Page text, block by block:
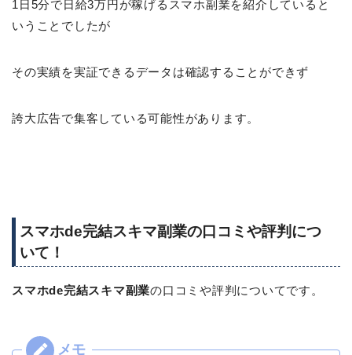
1日5分で日給3万円が稼げるスマホ副業を紹介していると
いうことでしたが
その実績を実証できるデータは確認することができず
誇大広告で集客している可能性があります。
スマホde完結スキマ副業の口コミや評判につ
いて！
スマホde完結スキマ副業の口コミや評判についてです。